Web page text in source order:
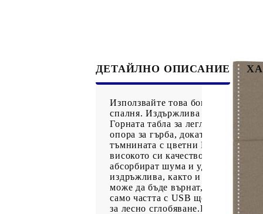
ДЕТАЙЛНО ОПИСАНИЕ
Използвайте това боксспринг
спалня. Издържлива тъкан:
Горната табла за легло се
опора за гърба, докато седите в
тъмнината с цветни LED
високото си качество, като
абсорбират шума и ударите,
издръжлива, както и щадяща
може да бъде върнат, ако
само частта с USB ще продължи
за лесно сглобяване.Продуктът